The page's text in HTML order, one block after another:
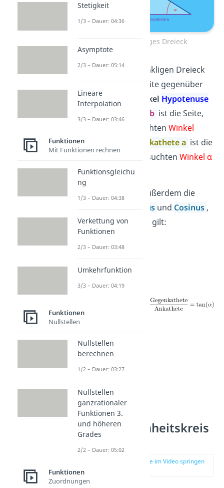
Rechtwinkliges Dreieck
In einem rechtwinkligen Dreieck
heißt die lange Seite gegenüber
vomrechten Winkel Hypotenuse
Ankathete b ist die Seite,
dem gesuchtenWinkel
α
Gegenkathete a ist die
Seite, die dem gesuchtenWinkel α
gegenüberliegt.
Verwendest du außerdem die
Sinus und Cosinus ,
erkennst du, dass gilt:
denn:
Tangens Einheitskreis
zur Stelle im Video springen
Stetigkeit
1/3 – Dauer: 04:36
Asymptote
2/3 – Dauer: 05:14
Lineare
Interpolation
3/3 – Dauer: 03:46
Funktionen
Mit Funktionen rechnen
Funktionsgleichu
ng
1/3 – Dauer: 04:38
Verkettung von
Funktionen
2/3 – Dauer: 03:48
Umkehrfunktion
3/3 – Dauer: 04:19
Funktionen
Nullstellen
Nullstellen
berechnen
1/2 – Dauer: 03:27
Nullstellen
ganzrationaler
Funktionen 3.
und höheren
Grades
2/2 – Dauer: 05:02
Funktionen
Zuordnungen